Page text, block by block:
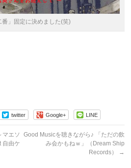
番」固定に決めました(笑)
twitter Google+ LINE
マエソ
自由ケ
Good Musicを聴きながら♪ 「ただの飲
み会かもねｗ」（Dream Ship
Records）
→